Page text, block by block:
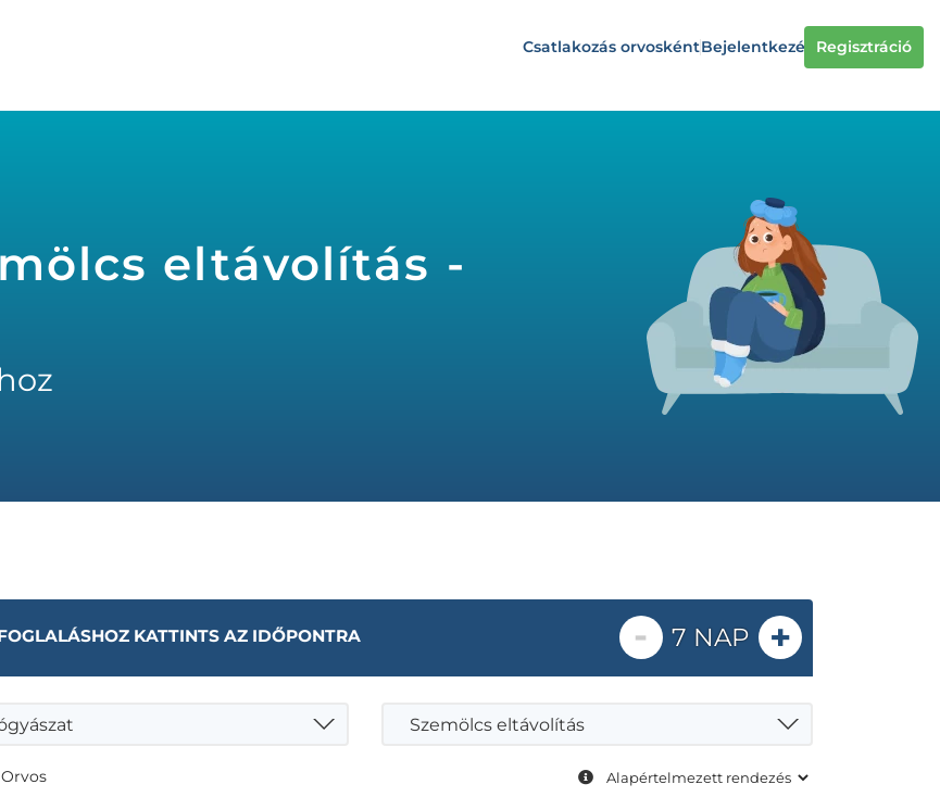
Csatlakozás orvoskéntBejelentkezés Regisztráció
eltávolítás -
KATTINTS AZ IDŐPONTRA - 7 NAP +
Szemölcs eltávolítás